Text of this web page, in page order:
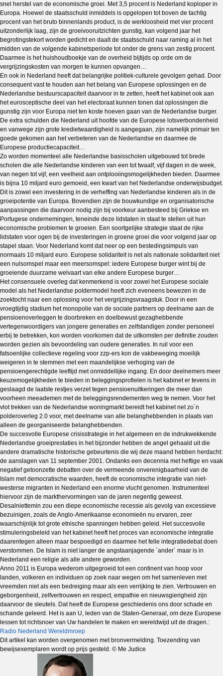
snel herstel van de economische groei. Met 3,5 procent is Nederland koploper in
Europa. Hoewel de staatsschuld inmiddels is opgelopen tot boven de tachtig
procent van het bruto binnenlands product, is de werkloosheid met vier procent
uitzonderlijk laag, zijn de groeivooruitzichten gunstig, kan volgend jaar het
begrotingstekort worden gedicht en daalt de staatsschuld naar raming al in het
midden van de volgende kabinetsperiode tot onder de grens van zestig procent.
Daarmee is het huishoudboekje van de overheid bijtijds op orde om de
vergrijzingskosten van morgen te kunnen opvangen…
En ook in Nederland heeft dat belangrijke politiek-culturele gevolgen gehad. Door
consequent vast te houden aan het belang van Europese oplossingen en de
Nederlandse bestuurscapaciteit daarvoor in te zetten, heeft het kabinet ook aan
het eurosceptische deel van het electoraat kunnen tonen dat oplossingen die
gunstig zijn voor Europa niet ten koste hoeven gaan van de Nederlandse burger.
De extra schulden die Nederland uit hoofde van de Europese lotsverbondenheid
en vanwege zijn grote kredietwaardigheid is aangegaan, zijn namelijk primair ten
goede gekomen aan het verbeteren van de Nederlandse en daarmee de
Europese productiecapaciteit…
Zo worden momenteel alle Nederlandse basisscholen uitgebouwd tot brede
scholen die alle Nederlandse kinderen van een tot twaalf, vijf dagen in de week,
van negen tot vijf, een veelheid aan ontplooiingsmogelijkheden bieden. Daarmee
is bijna 10 miljard euro gemoeid, een kwart van het Nederlandse onderwijsbudget.
Dit is zowel een investering in de verheffing van Nederlandse kinderen als in de
groeipotentie van Europa. Bovendien zijn de bouwkundige en organisatorische
aanpassingen die daarvoor nodig zijn bij voorkeur aanbesteed bij Griekse en
Portugese ondernemingen, teneinde deze lidstaten in staat te stellen uit hun
economische problemen te groeien. Een soortgelijke strategie staat de rijke
lidstaten voor ogen bij de investeringen in groene groei die voor volgend jaar op
stapel staan. Voor Nederland komt dat neer op een bestedingsimpuls van
normaals 10 miljard euro. Europese solidariteit is net als nationale solidariteit niet
een nulsomspel maar een meersomspel: iedere Europese burger wint bij de
groeiende duurzame welvaart van elke andere Europese burger…
Het consensuele overleg dat kenmerkend is voor zowel het Europese sociale
model als het Nederlandse poldermodel heeft zich eveneens bewezen in de
zoektocht naar een oplossing voor het vergrijzingsvraagstuk. Door in een
vroegtijdig stadium het monopolie van de sociale partners op deelname aan de
pensioenoverleggen te doorbreken en doelbewust gezaghebbende
vertegenwoordigers van jongere generaties en zelfstandigen zonder personeel
erbij te betrekken, kon worden voorkomen dat de uitkomsten per definitie zouden
worden gezien als bevoordeling van oudere generaties. In ruil voor een
fatsoenlijke collectieve regeling voor zzp-ers kon de vakbeweging moeilijk
weigeren in te stemmen met een maandelijkse verhoging van de
pensioengerechtigde leeftijd met onmiddellijke ingang. En door deelnemers meer
keuzemogelijkheden te bieden in beleggingsprofielen is het kabinet er tevens in
geslaagd de laatste restjes verzet tegen pensioenuitkeringen die meer dan
voorheen meeademen met de beleggingsrendementen weg te nemen. Voor het
vlot trekken van de Nederlandse woningmarkt bereidt het kabinet net zo´n
polderoverleg 2.0 voor, met deelname van alle belanghebbenden in plaats van
alleen de georganiseerde belanghebbenden.
De succesvolle Europese crisisstrategie in het algemeen en de indrukwekkende
Nederlandse groeiprestaties in het bijzonder hebben de angel gehaald uit die
andere dramatische historische gebeurtenis die wij deze maand hebben herdacht:
de aanslagen van 11 september 2001. Ondanks een decennia met heftige en vaak
negatief getoonzette debatten over de vermeende onverenigbaarheid van de
Islam met democratische waarden, heeft de economische integratie van niet-
westerse migranten in Nederland een enorme vlucht genomen. Instrumenteel
hiervoor zijn de markthervormingen van de jaren negentig geweest.
Desalniettemin zou een diepe economische recessie als gevolg van excessieve
bezuinigen, zoals de Anglo-Amerikaanse economieën nu ervaren, zeer
waarschijnlijk tot grote etnische spanningen hebben geleid. Het succesvolle
stimuleringsbeleid van het kabinet heeft het proces van economische integratie
daarentegen alleen maar bespoedigd en daarmee het felle integratiedebat doen
verstommen. De Islam is niet langer de angstaanjagende ´ander´ maar is in
Nederland een religie als alle andere geworden.
Anno 2011 is Europa wederom uitgegroeid tot een continent van hoop voor
landen, volkeren en individuen op zoek naar wegen om het samenleven met
vreemden niet als een bedreiging maar als een verrijking te zien. Vertrouwen en
geborgenheid, zelfvertrouwen en respect, empathie en nieuwsgierigheid zijn
daarvoor de sleutels. Dat heeft de Europese geschiedenis ons door schade en
schande geleerd. Het is aan U, leden van de Staten-Generaal, om deze Europese
lessen tot richtsnoer van Uw handelen te maken en wereldwijd uit de dragen.:
Radio Nederland Wereldmroep
Dit artikel kan worden overgenomen met bronvermelding. Toezending van
bewijsexemplaren wordt op prijs gesteld. © Me Judice